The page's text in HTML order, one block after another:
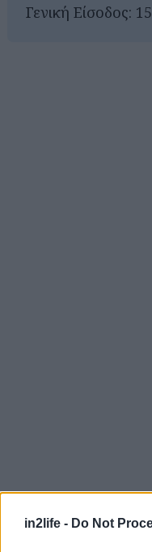
in2life - Do Not
Γενική Είσοδος: